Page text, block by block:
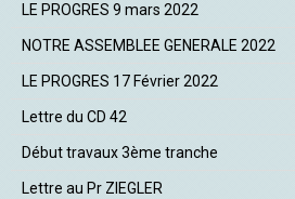
LE PROGRES 9 mars 2022
NOTRE ASSEMBLEE GENERALE 2022
LE PROGRES 17 Février 2022
Lettre du CD 42
Début travaux 3ème tranche
Lettre au Pr ZIEGLER